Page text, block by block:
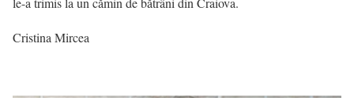
Cristina Mircea